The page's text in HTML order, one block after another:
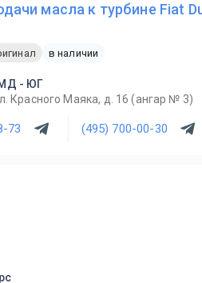
масла к турбине Fiat
в наличии
- ЮГ
Красного Маяка, д. 16 (ангар № 3)
73 (495) 700-00-30